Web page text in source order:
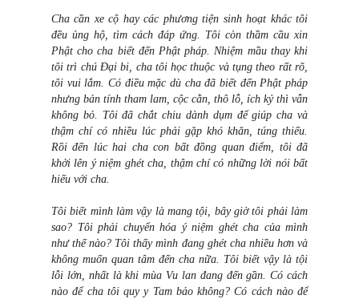
Cha cần xe cộ hay các phương tiện sinh hoạt khác tôi
đều ủng hộ, tìm cách đáp ứng. Tôi còn thầm cầu xin
Phật cho cha biết đến Phật pháp. Nhiệm mầu thay khi
tôi trì chú Đại bi, cha tôi học thuộc và tụng theo rất rõ,
tôi vui lắm. Có điều mặc dù cha đã biết đến Phật pháp
nhưng bản tính tham lam, cộc cằn, thô lỗ, ích kỷ thì vẫn
không bỏ. Tôi đã chắt chiu dành dụm để giúp cha và
thậm chí có nhiều lúc phải gặp khó khăn, túng thiếu.
Rồi đến lúc hai cha con bất đồng quan điểm, tôi đã
khởi lên ý niệm ghét cha, thậm chí có những lời nói bất
hiếu với cha.
Tôi biết mình làm vậy là mang tội, bây giờ tôi phải làm
sao? Tôi phải chuyển hóa ý niệm ghét cha của mình
như thế nào? Tôi thấy mình đang ghét cha nhiều hơn và
không muốn quan tâm đến cha nữa. Tôi biết vậy là tội
lỗi lớn, nhất là khi mùa Vu lan đang đến gần. Có cách
nào để cha tôi quy y Tam bảo không? Có cách nào để